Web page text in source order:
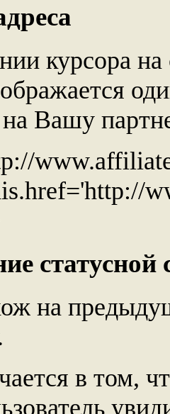
курсора на
на Вашу
статусной
на
в том,